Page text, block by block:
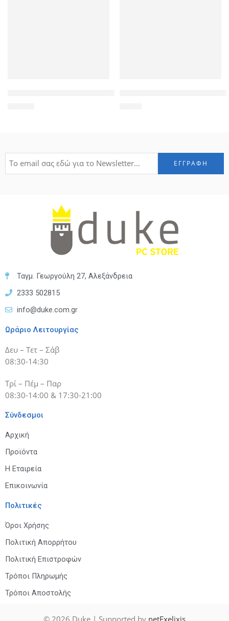
Ταγμ. Γεωργούλη 27, Αλεξάνδρεια
2333 502815
info@duke.com.gr
Ωράριο Λειτουργίας
Δευ – Τετ – Σάβ
08:30-14:30
Τρί – Πέμ – Παρ
08:30-14:00 & 17:30-21:00
Σύνδεσμοι
Αρχική
Προϊόντα
Η Εταιρεία
Επικοινωνία
Πολιτικές
Όροι Χρήσης
Πολιτική Απορρήτου
Πολιτική Επιστροφών
Τρόποι Πληρωμής
Τρόποι Αποστολής